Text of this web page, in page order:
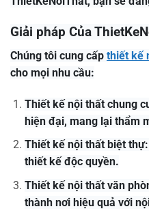
Giải pháp Của
Chúng tôi cung cấp thiết kế
cho mọi nhu cầu:
Thiết kế nội thất chung
hiện đại, mang lại thẩm
Thiết kế nội thất biệt
thiết kế độc quyền.
Thiết kế nội thất văn
thành nơi hiệu quả với